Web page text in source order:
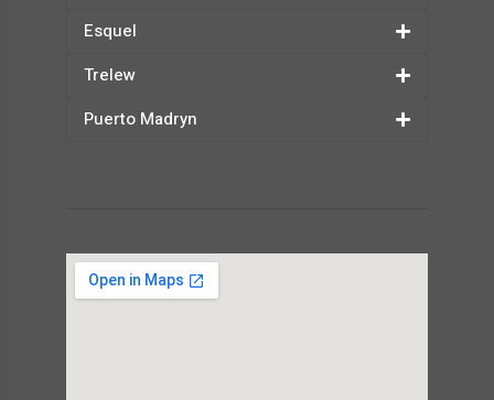
Esquel
Trelew
Puerto Madryn